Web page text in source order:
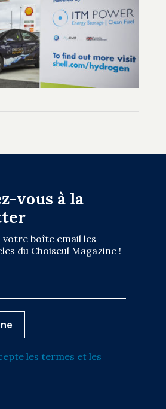
vous à la
votre boîte email les
du Choiseul Magazine !
les termes et les